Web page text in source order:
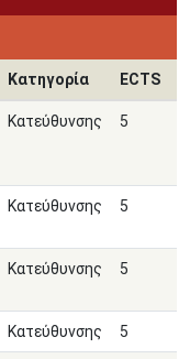
Κατηγορία ECTS
Κατεύθυνσης 5
Κατεύθυνσης 5
Κατεύθυνσης 5
Κατεύθυνσης 5